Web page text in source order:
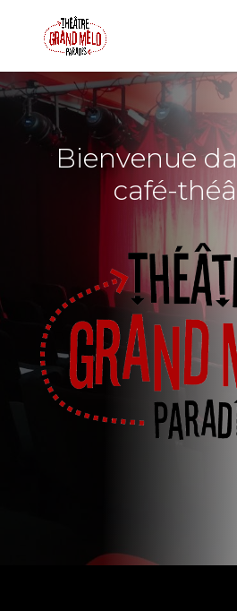
Bienvenue
café-